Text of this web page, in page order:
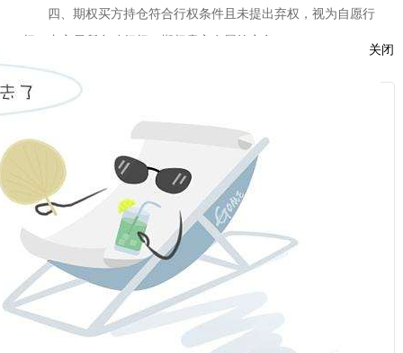
四、期权买方持仓符合行权条件且未提出弃权，视为自愿行
权，由交易所自动行权，期权卖方有履约义务；
五、
自助交易终端或向我司提交放弃行权申请。买方虚值期权要行权
的，请通过自助交易终端或向我司提交行权申请，否则默认放弃
行权；
特此通知。
请广大投资者认真学习交易所发布的关于期权交易规则及其
他相关资料，
随着到期日临近，期权的价格风险以及流动性风险
均会进一步加大，敬请广大投资者时刻关注账户情况，理性
易临近到期期权合约，根据实际情况妥善处理持仓
行权与履约风险！
福能期货股份有限公司
关闭
：
：